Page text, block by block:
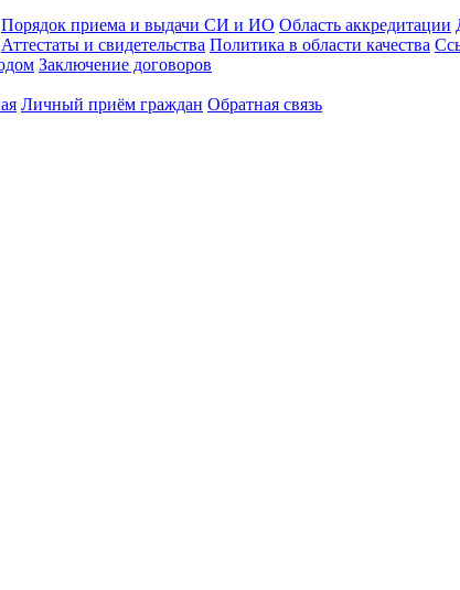
Порядок приема и выдачи СИ и ИО Область аккредитации
Аттестаты и свидетельства Политика в области качества
Заключение договоров
Личный приём граждан Обратная связь